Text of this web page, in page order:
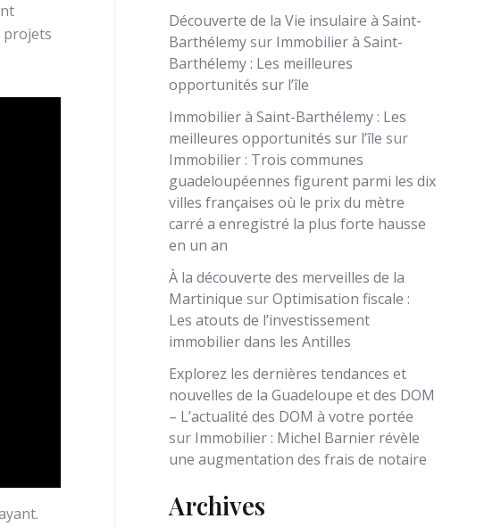
projets
Découverte de la Vie insulaire à Saint-
Barthélemysur Immobilier à Saint-
Barthélemy : Les meilleures
opportunités sur l’île
Immobilier à Saint-Barthélemy : Les
meilleures opportunités sur l’île sur
Immobilier : Trois communes
guadeloupéennes figurent parmi les dix
villes françaises où le prix du mètre
carré a enregistré la plus forte hausse
en un an
À la découverte des merveilles de la
Martinique surOptimisation fiscale :
Les atouts de l’investissement
immobilier dans les Antilles
Explorez les dernières tendances et
nouvelles de la Guadeloupe et des DOM
– L’actualité des DOM à votre portée
sur Immobilier : Michel Barnier révèle
une augmentation des frais de notaire
Archives